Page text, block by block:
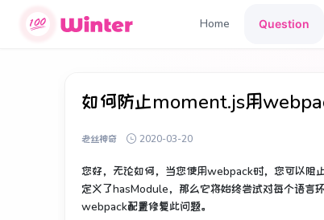
Home Question
如何防止moment.js用
老丝神奇 2020-03-20
您好，无论如何，当您使用webpack时，您可以阻
定义了hasModule，那么它将始终尝试对每个语言
webpack配置修复此问题。